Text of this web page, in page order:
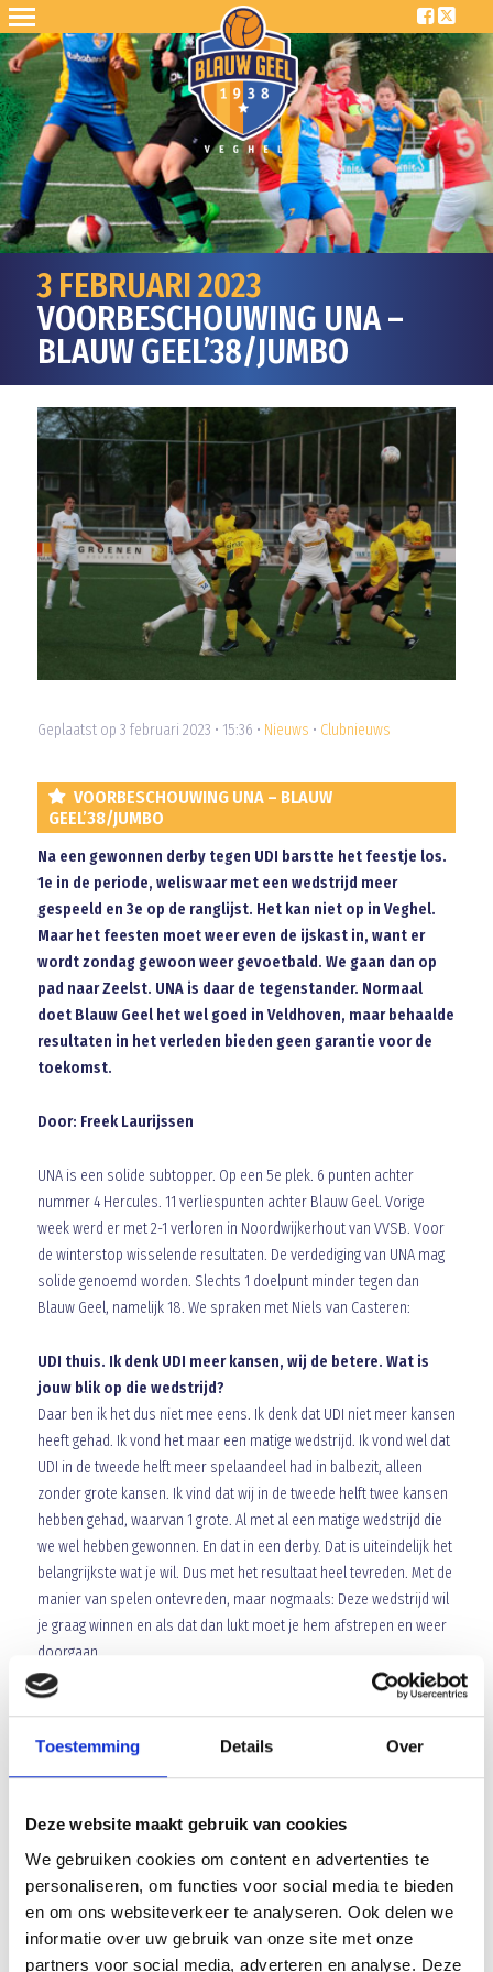
Toestemming Details Over
Deze website maakt gebruik van cookies
We gebruiken cookies om content en advertenties te
personaliseren, om functies voor social media te bieden
en om ons websiteverkeer te analyseren. Ook delen we
informatie over uw gebruik van onze site met onze
partners voor social media, adverteren en analyse. Deze
3 FEBRUARI 2023
VOORBESCHOUWING UNA –
BLAUW GEEL’38/JUMBO
Geplaatst op 3 februari 2023 • 15:36 • Nieuws • Clubnieuws
VOORBESCHOUWING UNA – BLAUW
GEEL’38/JUMBO
Na een gewonnen derby tegen UDI barstte het feestje los.
1e in de periode, weliswaar met een wedstrijd meer
gespeeld en 3e op de ranglijst. Het kan niet op in Veghel.
Maar het feesten moet weer even de ijskast in, want er
wordt zondag gewoon weer gevoetbald. We gaan dan op
pad naar Zeelst. UNA is daar de tegenstander. Normaal
doet Blauw Geel het wel goed in Veldhoven, maar behaalde
resultaten in het verleden bieden geen garantie voor de
toekomst.
Door: Freek Laurijssen
UNA is een solide subtopper. Op een 5e plek. 6 punten achter
nummer 4 Hercules. 11 verliespunten achter Blauw Geel. Vorige
week werd er met 2-1 verloren in Noordwijkerhout van VVSB. Voor
de winterstop wisselende resultaten. De verdediging van UNA mag
solide genoemd worden. Slechts 1 doelpunt minder tegen dan
Blauw Geel, namelijk 18. We spraken met Niels van Casteren:
UDI thuis. Ik denk UDI meer kansen, wij de betere. Wat is
jouw blik op die wedstrijd?
Daar ben ik het dus niet mee eens. Ik denk dat UDI niet meer kansen
heeft gehad. Ik vond het maar een matige wedstrijd. Ik vond wel dat
UDI in de tweede helft meer spelaandeel had in balbezit, alleen
zonder grote kansen. Ik vind dat wij in de tweede helft twee kansen
hebben gehad, waarvan 1 grote. Al met al een matige wedstrijd die
we wel hebben gewonnen. En dat in een derby. Dat is uiteindelijk het
belangrijkste wat je wil. Dus met het resultaat heel tevreden. Met de
manier van spelen ontevreden, maar nogmaals: Deze wedstrijd wil
je graag winnen en als dat dan lukt moet je hem afstrepen en weer
doorgaan.
Je hebt altijd geroepen “We willen meedoen om een prijs”.
periode. Stel dat blijft zo, denk je dan dat de doelstelling
Als het doel is ‘Spelen om de prijzen’ en je speelt tot het einde van
het jaar om de prijzen, is dát doel behaald. Als het doel ‘een prijs
pakken’ is, is dat doel niet behaald. Wij willen meedoen om de
prijzen, dat is het doel. En daar doen we volle bak aan mee. En als je
ze dan niet pakt is dat natuurlijk teleurstellend. Want als je meedoet